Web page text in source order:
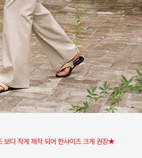
다 작게 제작 되어 한사이즈 크게 권장★